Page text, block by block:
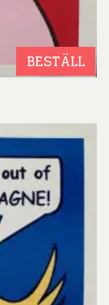
BESTÄLL